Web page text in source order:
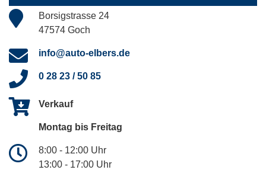
Borsigstrasse 24
47574 Goch
info@auto-elbers.de
0 28 23 / 50 85
Verkauf
Montag bis Freitag
8:00 - 12:00 Uhr
13:00 - 17:00 Uhr